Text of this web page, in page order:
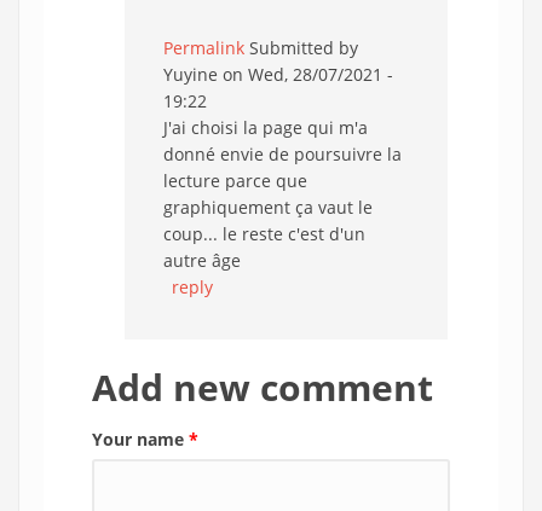
Permalink Submitted by
Yuyine on Wed, 28/07/2021 -
19:22
J'ai choisi la page qui m'a
donné envie de poursuivre la
lecture parce que
graphiquement ça vaut le
coup... le reste c'est d'un
autre âge
reply
Add new comment
Your name *